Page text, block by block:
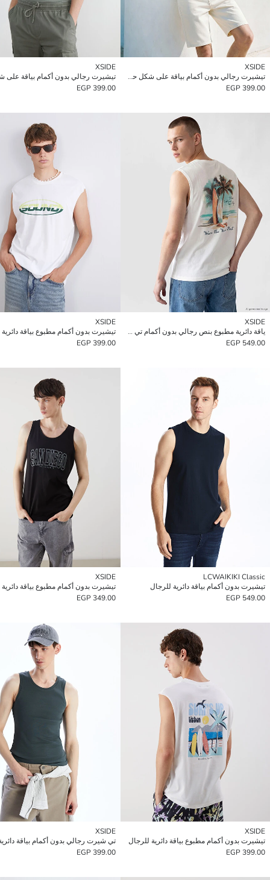
XSIDE
تيشيرت رجالي بدون أكمام بياقة على شكل حرف U
399.00 EGP
XSIDE
399.00 EGP
XSIDE
ياقة دائرية مطبوع بنص رجالي بدون أكمام تي شيرت
549.00 EGP
XSIDE
تيشيرت بدون أكمام مطبوع بياقة
399.00 EGP
LCWAIKIKI Classic
تيشيرت بدون أكمام بياقة دائرية للرجال
549.00 EGP
XSIDE
تيشيرت بدون أكمام مطبوع بياقة
349.00 EGP
XSIDE
تيشيرت بدون أكمام مطبوع بياقة دائرية للرجال
399.00 EGP
XSIDE
تي شيرت رجالي بدون أكمام بياقة
399.00 EGP